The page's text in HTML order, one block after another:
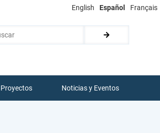
English Español Français
Proyectos Noticias y Eventos